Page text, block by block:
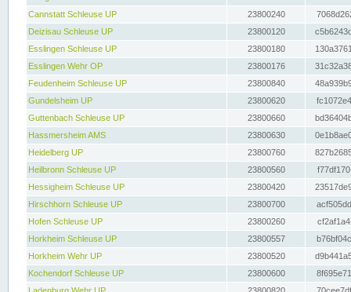
Cannstatt Schleuse UP
23800240
Deizisau Schleuse UP
23800120
Esslingen Schleuse UP
23800180
Esslingen Wehr OP
23800176
Feudenheim Schleuse UP
23800840
Gundelsheim UP
23800620
Guttenbach Schleuse UP
23800660
Hassmersheim AMS
23800630
Heidelberg UP
23800760
Heilbronn Schleuse UP
23800560
Hessigheim Schleuse UP
23800420
Hirschhorn Schleuse UP
23800700
Hofen Schleuse UP
23800260
Horkheim Schleuse UP
23800557
Horkheim Wehr UP
23800520
Kochendorf Schleuse UP
23800600